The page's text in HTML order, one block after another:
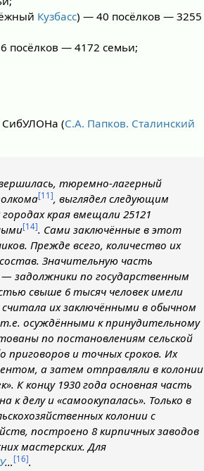
Кузбасс) — 40 посёлков — 3255
посёлков — 4172 семьи;
СибУЛОНа (С.А. Папков. Сталинский
тюремно-лагерный
[11], выглядел следующим
городах края вмещали 25121
[14]. Сами заключённые в этот
Прежде всего, количество их
Значительную часть
задолжники по государственным
свыше 6 тысяч человек имели
их заключёнными в обычном
осуждёнными к принудительному
по постановлениям сельской
приговоров и точных сроков. Их
а затем отправляли в колонии
К концу 1930 года основная часть
делу и «самоокупалась». Только в
колонии с
построено 8 кирпичных заводов
мастерских. Для
… [16].